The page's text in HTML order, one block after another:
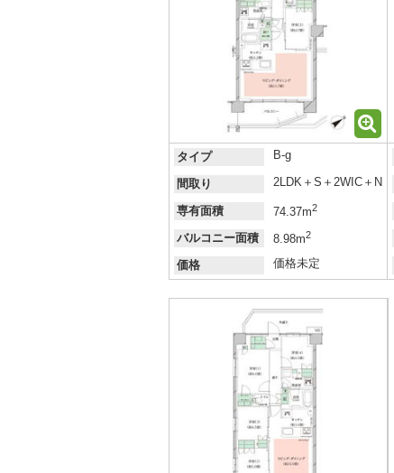
タイプ B-g
間取り 2LDK＋S＋2WIC＋N
専有面積 74.37m2
バルコニー面積 8.98m2
価格 価格未定